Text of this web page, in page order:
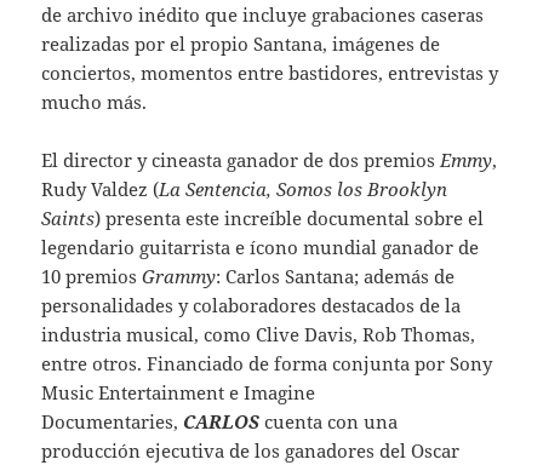
de archivo inédito que incluye grabaciones caseras
realizadas por el propio Santana, imágenes de
conciertos, momentos entre bastidores, entrevistas y
mucho más.
El director y cineasta ganador de dos premios Emmy,
Rudy Valdez (La Sentencia, Somos los Brooklyn
Saints) presenta este increíble documental sobre el
legendario guitarrista e ícono mundial ganador de
10 premiosGrammy: Carlos Santana; además de
personalidades y colaboradores destacados de la
industria musical, como Clive Davis, Rob Thomas,
entre otros. Financiado de forma conjunta por Sony
Music Entertainment e Imagine
Documentaries, CARLOS cuenta con una
producción ejecutiva de los ganadores del Oscar